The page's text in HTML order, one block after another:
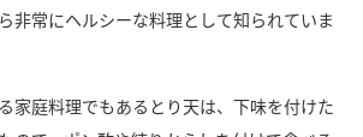
非常にヘルシーな料理として知られていま
家庭料理でもあるとり天は、下味を付けた